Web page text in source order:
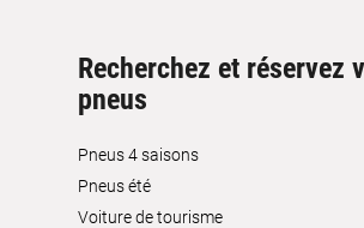
Recherchez et réservez
pneus
Pneus 4 saisons
Pneus été
Voiture de tourisme